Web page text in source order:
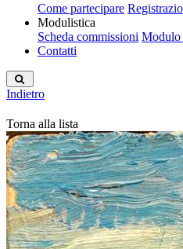
Come partecipare
Modulistica
Scheda commissioni Modulo
Contatti
Indietro
Torna alla lista